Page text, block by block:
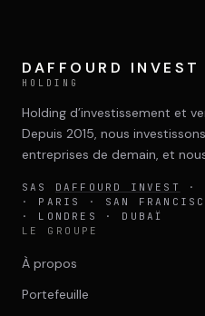
DAFFOURD INVEST
HOLDING
Holding d’investissement et
Depuis 2015, nous
entreprises de demain, et
SAS DAFFOURD INVEST
·
· PARIS · SAN
· LONDRES · DUBAÏ
LE GROUPE
À propos
Portefeuille